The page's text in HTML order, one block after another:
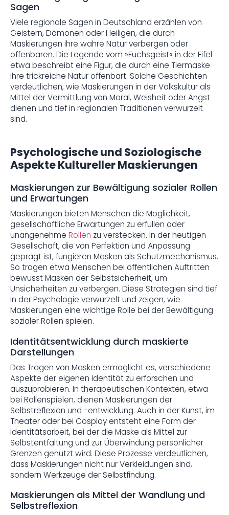
Sagen
Viele regionale Sagen in Deutschland erzählen von
Geistern, Dämonen oder Heiligen, die durch
Maskierungen ihre wahre Natur verbergen oder
offenbaren. Die Legende vom »Fuchsgeist« in der Eifel
etwa beschreibt eine Figur, die durch eine Tiermaske
ihre trickreiche Natur offenbart. Solche Geschichten
verdeutlichen, wie Maskierungen in der Volkskultur als
Mittel der Vermittlung von Moral, Weisheit oder Angst
dienen und tief in regionalen Traditionen verwurzelt
sind.
Psychologische und Soziologische
Aspekte Kultureller Maskierungen
Maskierungen zur Bewältigung sozialer Rollen
und Erwartungen
Maskierungen bieten Menschen die Möglichkeit,
gesellschaftliche Erwartungen zu erfüllen oder
unangenehme Rollen zu verstecken. In der heutigen
Gesellschaft, die von Perfektion und Anpassung
geprägt ist, fungieren Masken als Schutzmechanismus.
So tragen etwa Menschen bei öffentlichen Auftritten
bewusst Masken der Selbstsicherheit, um
Unsicherheiten zu verbergen. Diese Strategien sind tief
in der Psychologie verwurzelt und zeigen, wie
Maskierungen eine wichtige Rolle bei der Bewältigung
sozialer Rollen spielen.
Identitätsentwicklung durch maskierte
Darstellungen
Das Tragen von Masken ermöglicht es, verschiedene
Aspekte der eigenen Identität zu erforschen und
auszuprobieren. In therapeutischen Kontexten, etwa
bei Rollenspielen, dienen Maskierungen der
Selbstreflexion und -entwicklung. Auch in der Kunst, im
Theater oder bei Cosplay entsteht eine Form der
Identitätsarbeit, bei der die Maske als Mittel zur
Selbstentfaltung und zur Überwindung persönlicher
Grenzen genutzt wird. Diese Prozesse verdeutlichen,
dass Maskierungen nicht nur Verkleidungen sind,
sondern Werkzeuge der Selbstfindung.
Maskierungen als Mittel der Wandlung und
Selbstreflexion